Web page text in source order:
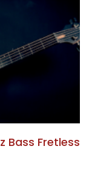
Bass Fretless